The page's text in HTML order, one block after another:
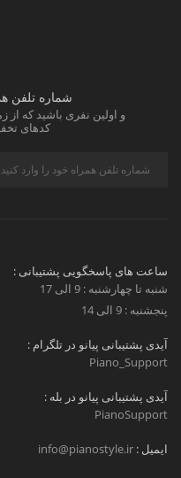
شماره تلفن
و اولین نفری باشید که
کدهای
ساعت های پاسخگویی پشتیبانی :
شنبه تا چهارشنبه : 9 الی 17
پنجشنبه : 9 الی 14
آیدی پشتیبانی پیانو در تلگرام :
Piano_Support
آیدی پشتیبانی پیانو در بله :
PianoSupport
ایمیل : info@pianostyle.ir